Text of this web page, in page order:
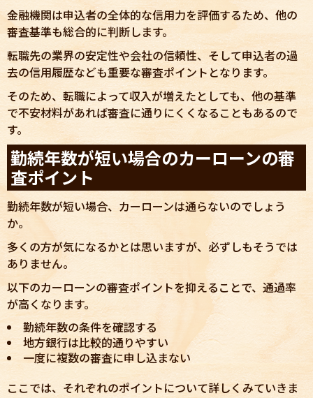
金融機関は申込者の全体的な信用力を評価するため、他の
審査基準も総合的に判断します。
転職先の業界の安定性や会社の信頼性、そして申込者の過
去の信用履歴なども重要な審査ポイントとなります。
そのため、転職によって収入が増えたとしても、他の基準
で不安材料があれば審査に通りにくくなることもあるので
す。
勤続年数が短い場合のカーローンの審
査ポイント
勤続年数が短い場合、カーローンは通らないのでしょう
か。
多くの方が気になるかとは思いますが、必ずしもそうでは
ありません。
以下のカーローンの審査ポイントを抑えることで、通過率
が高くなります。
勤続年数の条件を確認する
地方銀行は比較的通りやすい
一度に複数の審査に申し込まない
ここでは、それぞれのポイントについて詳しくみていきま